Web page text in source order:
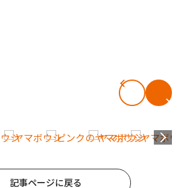
記事ページに戻る